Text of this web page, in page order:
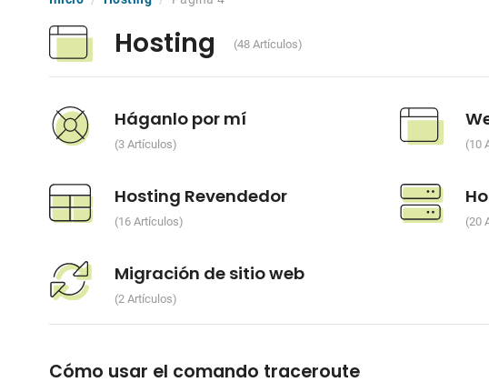
Hosting (48 Artículos)
Háganlo por mí
3 Artículos 10
Hosting Revendedor
16 Artículos 20
Migración de sitio web
2 Artículos
Cómo usar el comando traceroute